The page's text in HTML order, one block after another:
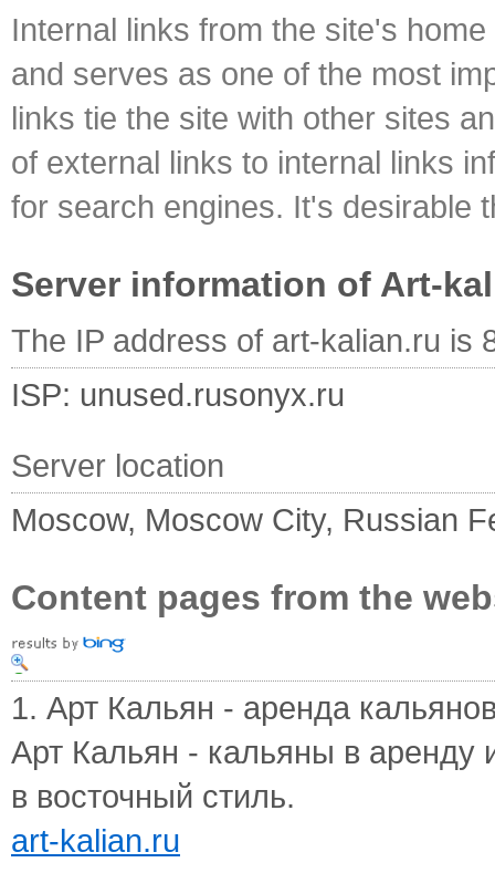
Internal links from the site's
and serves as one of the most
links tie the site with other sites
of external links to internal links
for search engines. It's desirable
Server information of Art-
The IP address of art-kalian.ru is
ISP: unused.rusonyx.ru
Server location
Moscow, Moscow City, Russian
Content pages from the
1. Арт Кальян - аренда
Арт Кальян - кальяны в
в восточный стиль.
art-kalian.ru